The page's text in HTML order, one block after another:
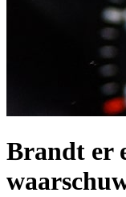
Brandt er